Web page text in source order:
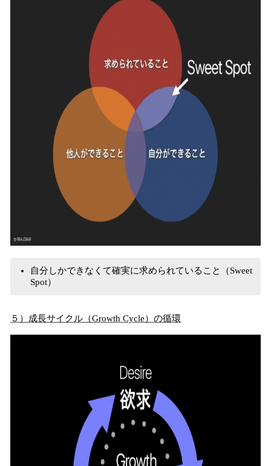
自分しかできなくて確実に求められていること（Sweet
Spot）
５）成長サイクル（Growth Cycle）の循環